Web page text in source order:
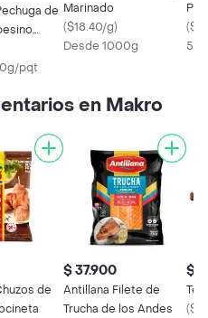
de
pqt
Marinado
($18.40/g)
Desde 1000g
(
en Makro
de
$ 37.900
Antillana Filete de
Trucha de los Andes
$
(